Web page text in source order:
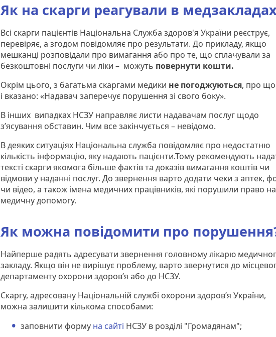
Як на скарги реагували в
Всі скарги пацієнтів Національна Служба здоров'я України реєструє,
перевіряє, а згодом повідомляє про результати. До прикладу, якщо
мешканці розповідали про вимагання або про те, що сплачували за
безкоштовні послуги чи ліки – можуть повернути кошти.
Окрім цього, з багатьма скаргами медики не погоджуються, про що
і вказано: «Надавач заперечує порушення зі свого боку».
В інших випадках НСЗУ направляє листи надавачам послуг щодо
з’ясування обставин. Чим все закінчується – невідомо.
В деяких ситуаціях Національна служба повідомляє про недостатню
кількість інформацію, яку надають пацієнти.Тому рекомендують
тексті скарги якомога більше фактів та доказів вимагання коштів чи
відмови у наданні послуг. До звернення варто додати чеки з аптек,
чи відео, а також імена медичних працівників, які порушили право на
медичну допомогу.
Як можна повідомити про
Найперше радять адресувати звернення головному лікарю
закладу. Якщо він не вирішує проблему, варто звернутися до
департаменту охорони здоров’я або до НСЗУ.
Скаргу, адресовану Національній службі охорони здоров’я України,
можна залишити кількома способами:
заповнити форму на сайті НСЗУ в розділі "Громадянам";